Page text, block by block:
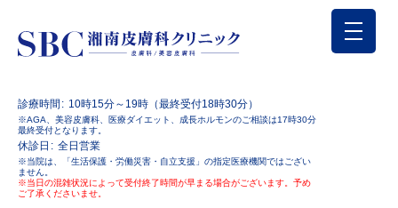
診療時間 10時15分～19時（最終受付18時30分）
※AGA、美容皮膚科、医療ダイエット、成長ホルモンのご相談は17時30分
最終受付となります。
休診日 全日営業
※当院は、「生活保護・労働災害・自立支援」の指定医療機関ではござい
ません。
※当日の混雑状況によって受付終了時間が早まる場合がございます。予め
ご了承くださいませ。